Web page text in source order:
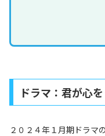
ドラマ：君が心
２０２４年１月期ドラマ